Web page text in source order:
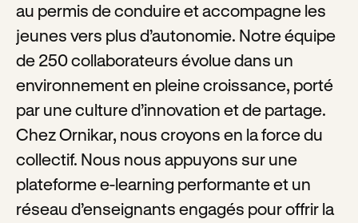
au permis de conduire et accompagne les
jeunes vers plus d’autonomie. Notre équipe
de 250 collaborateurs évolue dans un
environnement en pleine croissance, porté
par une culture d’innovation et de partage.
Chez Ornikar, nous croyons en la force du
collectif. Nous nous appuyons sur une
plateforme e-learning performante et un
réseau d’enseignants engagés pour offrir la